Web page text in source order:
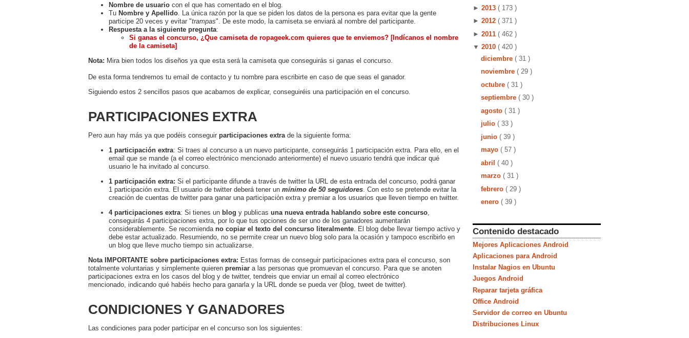
Nombre de usuario con el que has comentado en el blog.
Tu Nombre y Apellido . La única razón por la que se piden los datos de la persona es para evitar que la gente
participe 20 veces y evitar "trampas". De este modo, la camiseta se enviará al nombre del participante.
Respuesta a la siguiente pregunta:
Si ganas el concurso, ¿Que camiseta de ropageek.com quieres que te enviemos? [Indícanos el nombre
de la camiseta]
Nota: Mira bien todos los diseños ya que esta será la camiseta que conseguirás si ganas el concurso.
De esta forma tendremos tu email de contacto y tu nombre para escribirte en caso de que seas el ganador.
Siguiendo estos 2 sencillos pasos que acabamos de explicar, conseguiréis una participación en el concurso.
PARTICIPACIONES EXTRA
Pero aun hay más ya que podéis conseguir participaciones extra de la siguiente forma:
1 participación extra: Si traes al concurso a un nuevo participante, conseguirás 1 participación extra. Para ello, en el
email que se mande (a el correo electrónico mencionado anteriormente) el nuevo usuario tendrá que indicar qué
usuario le ha invitado al concurso.
1 participación extra: Si el participante difunde a través de twitter la URL de esta entrada del concurso, podrá ganar
1 participación extra. El usuario de twitter deberá tener un mínimo de 50 seguidores . Con esto se pretende evitar la
creación de cuentas de twitter para ganar una participación extra y premiar a los usuarios que lleven tiempo en twitter.
4 participaciones extra: Si tienes un blog y publicas una nueva entrada hablando sobre este concurso
conseguirás 4 participaciones extra, por lo que tus opciones de ser uno de los ganadores aumentarán
considerablemente. Se recomienda no copiar el texto del concurso literalmente . El blog debe llevar tiempo activo y
debe estar actualizado. Resumiendo, no se permite crear un nuevo blog solo para la ocasión y tampoco escribirlo en
un blog que lleve mucho tiempo sin actualizarse.
Nota IMPORTANTE sobre participaciones extra: Estas formas de conseguir participaciones extra para el concurso, son
totalmente voluntarias y simplemente quieren premiar a las personas que promuevan el concurso. Para que se anoten
participaciones extra en los casos del blog y de twitter, tendreis que enviar un email al correo electrónico
mencionado, indicando qué habéis hecho para ganarla y la URL donde se pueda ver (blog, tweet de twitter).
CONDICIONES Y GANADORES
Las condiciones para poder participar en el concurso son los siguientes:
► 2013 ( 173 )
► 2012 ( 371 )
► 2011 ( 462 )
▼ 2010 ( 420 )
diciembre ( 31 )
noviembre ( 29 )
octubre ( 31 )
septiembre ( 30 )
agosto ( 31 )
julio ( 33 )
junio ( 39 )
mayo ( 57 )
abril ( 40 )
marzo ( 31 )
febrero ( 29 )
enero ( 39 )
Contenido destacado
Mejores Aplicaciones Android
Aplicaciones para Android
Instalar Nagios en Ubuntu
Juegos Android
Reparar tarjeta gráfica
Office Android
Servidor de correo en Ubuntu
Distribuciones Linux